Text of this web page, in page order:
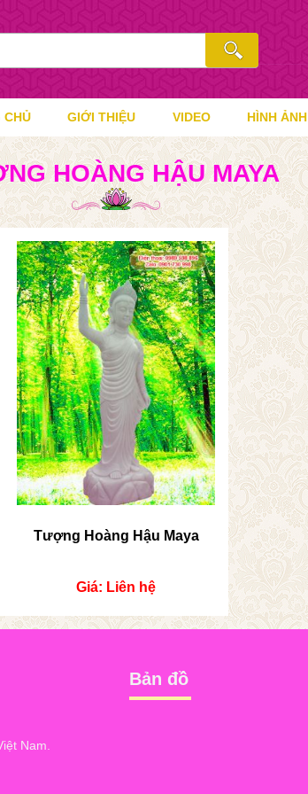
CHỦ GIỚI THIỆU VIDEO HÌNH ẢNH
HOÀNG HẬU MAYA
Tượng Hoàng Hậu Maya
Giá: Liên hệ
Nam.
Bản đồ